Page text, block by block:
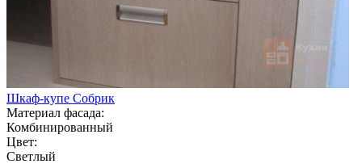
Шкаф-купе Собрик
Материал фасада:
Комбинированный
Цвет:
Светлый